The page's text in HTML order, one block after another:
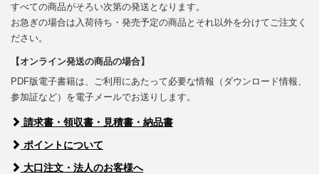
すべての商品がそろい次第の発送となります。
お急ぎの場合は入荷待ち・発売予定の商品とそれ以外を分けてご注文く
ださい。
【オンライン発送の商品の場合】
PDF版電子書籍は、ご利用にあたって必要な情報（ダウンロード情報、
参加証など）を電子メールでお送りします。
請求書・領収書・見積書・納品書
ポイントについて
大口注文・法人のお客様へ